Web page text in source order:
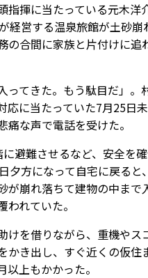
指揮に当たっている元木洋
経営する温泉旅館が土砂崩
の合間に家族と片付けに追
ってきた。もう駄目だ」。
応に当たっていた7月25日
痛な声で電話を受けた。
避難させるなど、安全を
夕方になって自宅に戻ると
が崩れ落ちて建物の中まで
れていた。
けを借りながら、重機やス
かき出し、すぐ近くの仮住
以上もかかった。